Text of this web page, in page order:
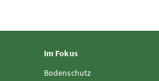
Im Fokus
Bodenschutz